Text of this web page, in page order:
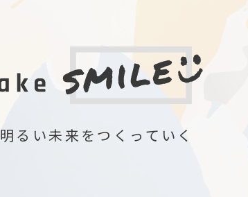
明るい未来をつくっていく